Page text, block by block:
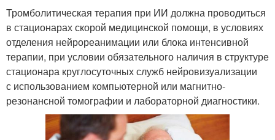
Тромболитическая терапия при ИИ должна проводиться
в стационарах скорой медицинской помощи, в условиях
отделения нейрореанимации или блока интенсивной
терапии, при условии обязательного наличия в структуре
стационара круглосуточных служб нейровизуализации
с использованием компьютерной или магнитно-
резонансной томографии и лабораторной диагностики.